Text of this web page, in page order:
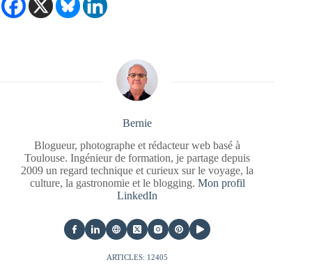
Bernie
Blogueur, photographe et rédacteur web basé à
Toulouse. Ingénieur de formation, je partage depuis
2009 un regard technique et curieux sur le voyage, la
culture, la gastronomie et le blogging. Mon profil
LinkedIn
ARTICLES: 12405